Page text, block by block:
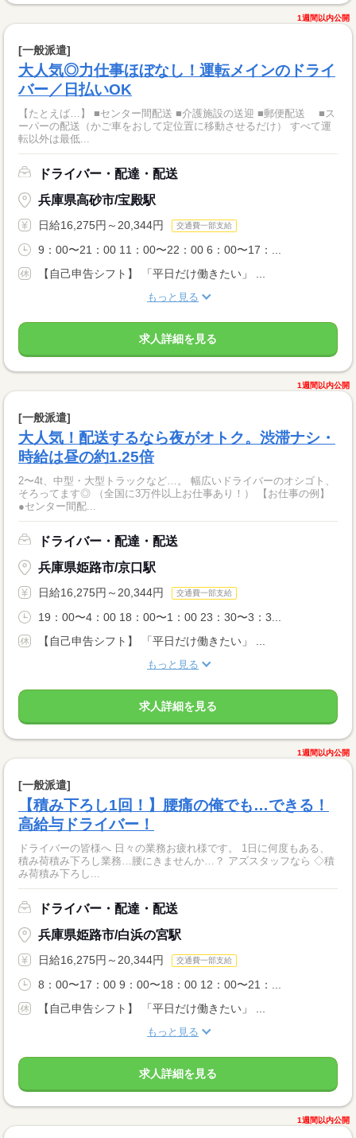
1週間以内公開
[一般派遣]
大人気◎力仕事ほぼなし！運転メインのドライ
バー／日払いOK
【たとえば…】 ■センター間配送 ■介護施設の送迎 ■郵便配送 ■ス
ーパーの配送（かご車をおして定位置に移動させるだけ） すべて運
転以外は最低...
ドライバー・配達・配送
兵庫県高砂市/宝殿駅
日給16,275円～20,344円 交通費一部支給
9：00〜21：00 11：00〜22：00 6：00〜17：...
【自己申告シフト】 「平日だけ働きたい」 ...
もっと見る
求人詳細を見る
1週間以内公開
[一般派遣]
大人気！配送するなら夜がオトク。渋滞ナシ・
時給は昼の約1.25倍
2〜4t、中型・大型トラックなど…。 幅広いドライバーのオシゴト、
そろってます◎ （全国に3万件以上お仕事あり！） 【お仕事の例】
●センター間配...
ドライバー・配達・配送
兵庫県姫路市/京口駅
日給16,275円～20,344円 交通費一部支給
19：00〜4：00 18：00〜1：00 23：30〜3：3...
【自己申告シフト】 「平日だけ働きたい」 ...
もっと見る
求人詳細を見る
1週間以内公開
[一般派遣]
【積み下ろし1回！】腰痛の俺でも…できる！
高給与ドライバー！
ドライバーの皆様へ 日々の業務お疲れ様です。 1日に何度もある、
積み荷積み下ろし業務…腰にきませんか…？ アズスタッフなら ◇積
み荷積み下ろし...
ドライバー・配達・配送
兵庫県姫路市/白浜の宮駅
日給16,275円～20,344円 交通費一部支給
8：00〜17：00 9：00〜18：00 12：00〜21：...
【自己申告シフト】 「平日だけ働きたい」 ...
もっと見る
求人詳細を見る
1週間以内公開